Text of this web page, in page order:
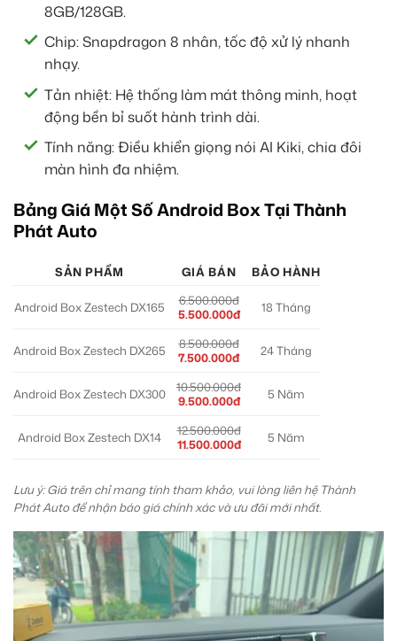
8GB/128GB.
Chip: Snapdragon 8 nhân, tốc độ xử lý nhanh
nhạy.
Tản nhiệt: Hệ thống làm mát thông minh, hoạt
động bền bỉ suốt hành trình dài.
Tính năng: Điều khiển giọng nói AI Kiki, chia đôi
màn hình đa nhiệm.
Bảng Giá Một Số Android Box Tại Thành
Phát Auto
SẢN PHẨM GIÁ BÁN BẢO HÀNH
Android Box Zestech DX165
6.500.000đ
5.500.000đ
18 Tháng
Android Box Zestech DX265
8.500.000đ
7.500.000đ
24 Tháng
Android Box Zestech DX300
10.500.000đ
9.500.000đ
5 Năm
Android Box Zestech DX14
12.500.000đ
11.500.000đ
5 Năm
Lưu ý: Giá trên chỉ mang tính tham khảo, vui lòng liên hệ Thành
Phát Auto để nhận báo giá chính xác và ưu đãi mới nhất.